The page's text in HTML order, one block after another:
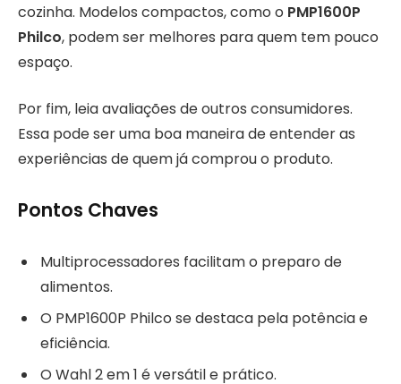
cozinha. Modelos compactos, como o PMP1600P
Philco, podem ser melhores para quem tem pouco
espaço.
Por fim, leia avaliações de outros consumidores.
Essa pode ser uma boa maneira de entender as
experiências de quem já comprou o produto.
Pontos Chaves
Multiprocessadores facilitam o preparo de
alimentos.
O PMP1600P Philco se destaca pela potência e
eficiência.
O Wahl 2 em 1 é versátil e prático.